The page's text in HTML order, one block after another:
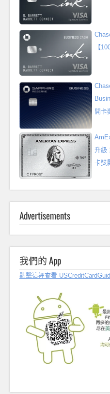
【
開卡
升級
卡獎
Advertisements
我們的 App
點擊這裡查看